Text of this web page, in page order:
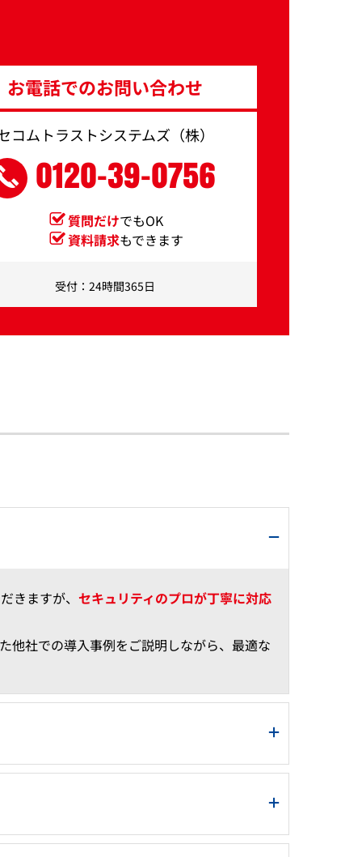
お電話でのお問い合わせ
コムトラストシステムズ（株）
0120-39-0756
質問だけでもOK
資料請求もできます
受付：24時間365日
きますが、 セキュリティのプロが丁寧に対応
他社での導入事例をご説明しながら、最適な